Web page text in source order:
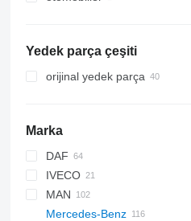
Yedek parça çeşiti
orijinal yedek parça
Marka
Q-series
DAF
CF
LF
XF
IVECO
EuroCargo
S-Way
MAN
L2000
Mercedes-Benz